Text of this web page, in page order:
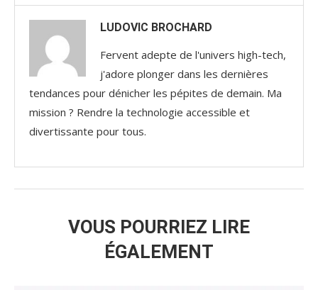
LUDOVIC BROCHARD
Fervent adepte de l'univers high-tech,
j'adore plonger dans les dernières
tendances pour dénicher les pépites de demain. Ma
mission ? Rendre la technologie accessible et
divertissante pour tous.
VOUS POURRIEZ LIRE
ÉGALEMENT